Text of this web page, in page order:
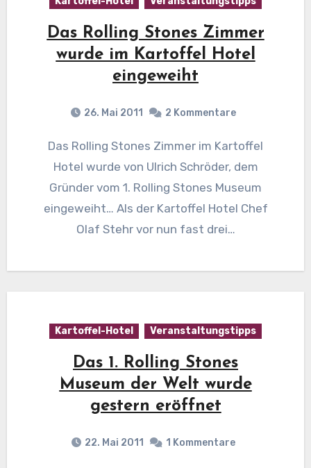
Das Rolling Stones Zimmer
wurde im Kartoffel Hotel
eingeweiht
26. Mai 2011 2 Kommentare
Das Rolling Stones Zimmer im Kartoffel
Hotel wurde von Ulrich Schröder, dem
Gründer vom 1. Rolling Stones Museum
eingeweiht… Als der Kartoffel Hotel Chef
Olaf Stehr vor nun fast drei…
Kartoffel-Hotel Veranstaltungstipps
Das 1. Rolling Stones
Museum der Welt wurde
gestern eröffnet
22. Mai 2011 1 Kommentare